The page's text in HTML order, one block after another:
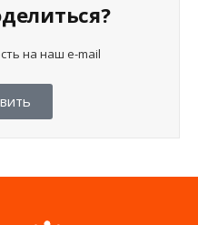
на наш e-mail